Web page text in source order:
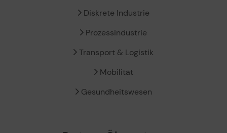
Diskrete Industrie
Prozessindustrie
Transport & Logistik
Mobilität
Gesundheitswesen